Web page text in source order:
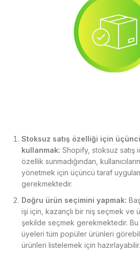
Stoksuz satış özelliği için
kullanmak: Shopify, stoksuz satış
özellik sunmadığından,
yönetmek için üçüncü taraf
gerekmektedir.
Doğru ürün seçimini yapmak:
işi için, kazançlı bir niş seçmek ve
şekilde seçmek gerekmektedir. Bu
üyeleri tüm popüler ürünleri
ürünleri listelemek için hazırlayabilir.